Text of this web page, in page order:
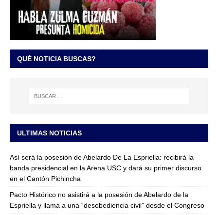
QUÉ NOTICIA BUSCAS?
ULTIMAS NOTICIAS
Así será la posesión de Abelardo De La Espriella: recibirá la
banda presidencial en la Arena USC y dará su primer discurso
en el Cantón Pichincha
Pacto Histórico no asistirá a la posesión de Abelardo de la
Espriella y llama a una “desobediencia civil” desde el Congreso